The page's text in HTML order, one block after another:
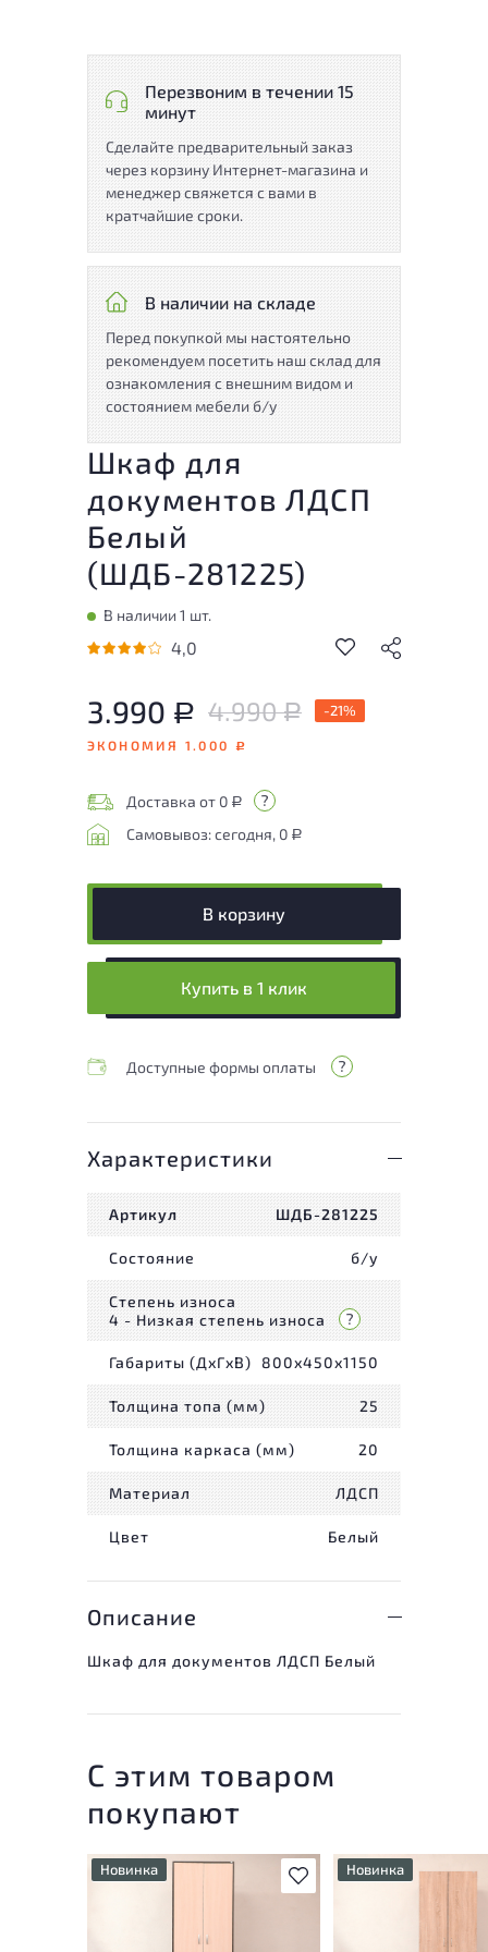
Перезвоним в течении 15
минут
Сделайте предварительный заказ
через корзину Интернет-магазина и
менеджер свяжется с вами в
кратчайшие сроки.
В наличии на складе
Перед покупкой мы настоятельно
рекомендуем посетить наш склад для
ознакомления с внешним видом и
состоянием мебели б/у
Шкаф для
документов ЛДСП
Белый
(ШДБ-281225)
В наличии 1 шт.
4,0
3.990 Р 4.990Р -21%
ЭКОНОМИЯ 1.000 Р
Доставка от 0 Р
Самовывоз: сегодня, 0 Р
В корзину
Купить в 1 клик
Доступные формы оплаты
Характеристики
Артикул ШДБ-281225
Состояние б/у
Степень износа
4 - Низкая степень износа
Габариты (ДxГxВ) 800x450x1150
Толщина топа (мм) 25
Толщина каркаса (мм) 20
Материал ЛДСП
Цвет Белый
Описание
Шкаф для документов ЛДСП Белый
С этим товаром
покупают
В избранное
Новинка
эксплуатации, не влияющие
на удобство его
Новинка
на удобство его